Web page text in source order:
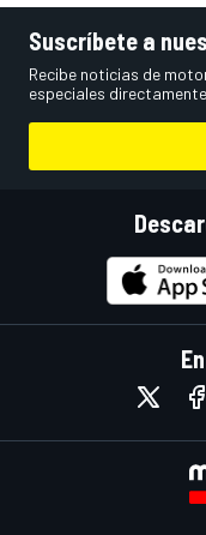
Suscríbete a
Recibe noticias de
especiales